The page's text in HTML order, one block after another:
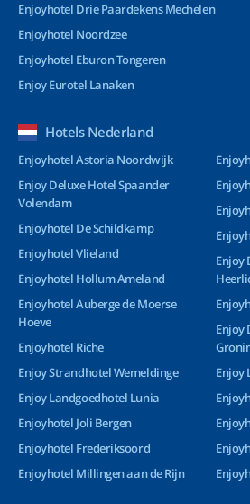
Enjoyhotel Drie Paardekens Mechelen
Enjoyhotel Noordzee
Enjoyhotel Eburon Tongeren
Enjoy Eurotel Lanaken
Hotels Nederland
Enjoyhotel Astoria Noordwijk
Enjoy Deluxe Hotel Spaander
Volendam
Enjoyhotel De Schildkamp
Enjoyhotel Vlieland
Enjoyhotel Hollum Ameland
Enjoyhotel Auberge de Moerse
Hoeve
Enjoyhotel Riche
Enjoy Strandhotel Wemeldinge
Enjoy Landgoedhotel Lunia
Enjoyhotel Joli Bergen
Enjoyhotel Frederiksoord
Enjoyhotel Millingen aan de Rijn
Enjoy
Enjoy
Enjoy